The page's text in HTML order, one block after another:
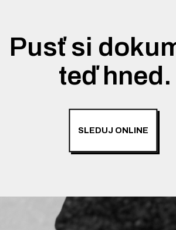
Pusť si
teď hned.
SLEDUJ ONLINE